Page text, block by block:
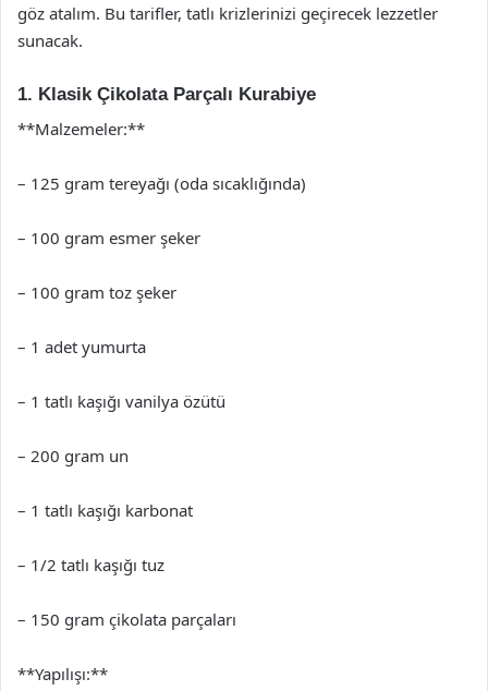
göz atalım. Bu tarifler, tatlı krizlerinizi geçirecek lezzetler
sunacak.
1. Klasik Çikolata Parçalı Kurabiye
**Malzemeler:**
– 125 gram tereyağı (oda sıcaklığında)
– 100 gram esmer şeker
– 100 gram toz şeker
– 1 adet yumurta
– 1 tatlı kaşığı vanilya özütü
– 200 gram un
– 1 tatlı kaşığı karbonat
– 1/2 tatlı kaşığı tuz
– 150 gram çikolata parçaları
**Yapılışı:**